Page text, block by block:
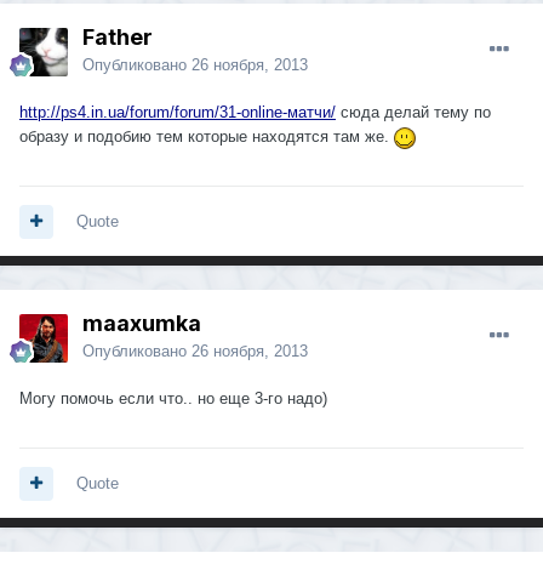
Father
Опубликовано 26 ноября, 2013
http://ps4.in.ua/forum/forum/31-online-матчи/ сюда делай тему по
образу и подобию тем которые находятся там же.
Quote
maaxumka
Опубликовано 26 ноября, 2013
Могу помочь если что.. но еще 3-го надо)
Quote